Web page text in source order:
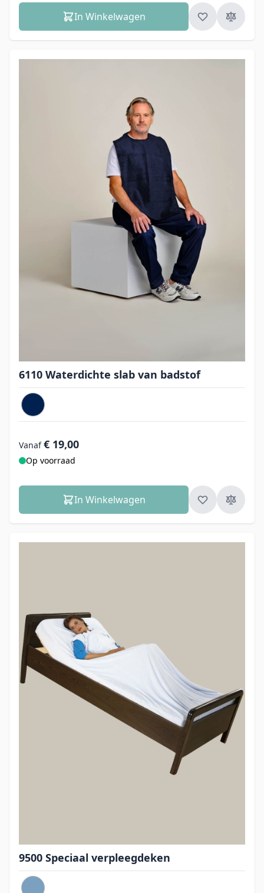
In Winkelwagen
6110 Waterdichte slab van badstof
Vanaf € 19,00
Op voorraad
In Winkelwagen
9500 Speciaal verpleegdeken